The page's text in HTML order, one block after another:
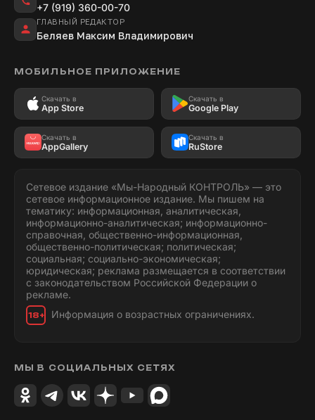
+7 (919) 360-00-70
ГЛАВНЫЙ РЕДАКТОР
Беляев Максим Владимирович
МОБИЛЬНОЕ ПРИЛОЖЕНИЕ
Скачать в
App Store
Скачать в
Google Play
Скачать в
AppGallery
Скачать в
RuStore
Сетевое издание «Мы-Народный КОНТРОЛЬ» — это
сетевое информационное издание. Мы пишем на
тематику: информационная, аналитическая,
информационно-аналитическая; информационно-
справочная, общественно-информационная,
общественно-политическая; политическая;
социальная; социально-экономическая;
юридическая; реклама размещается в соответствии
с законодательством Российской Федерации о
рекламе.
18+ Информация о возрастных ограничениях.
МЫ В СОЦИАЛЬНЫХ СЕТЯХ